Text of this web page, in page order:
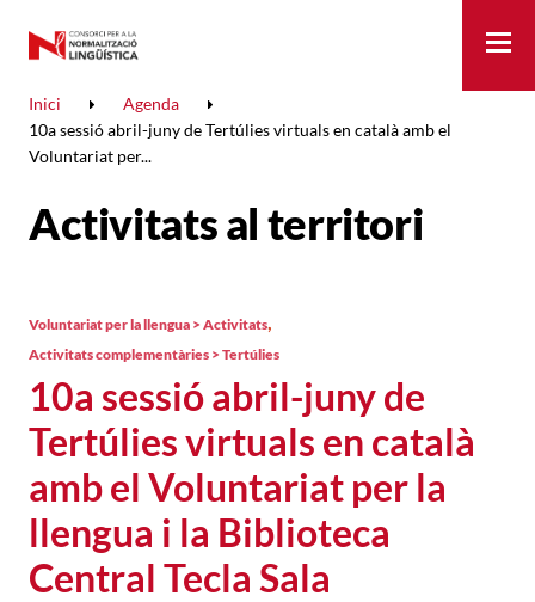
Inici
Agenda
10a sessió abril-juny de Tertúlies virtuals en català amb el
Voluntariat per...
Activitats al territori
10a sessió abril-juny de
Tertúlies virtuals en català
amb el Voluntariat per la
llengua i la Biblioteca
Central Tecla Sala
Voluntariat per la llengua > Activitats,
Activitats complementàries > Tertúlies